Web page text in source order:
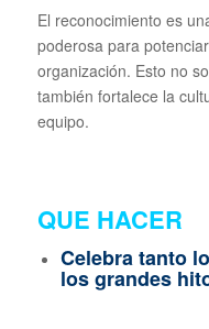
El reconocimiento es
poderosa para
organización. Esto no
también fortalece la
equipo.
QUE HACER
Celebra tanto
los grandes